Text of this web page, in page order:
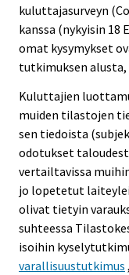
kuluttajasurveyn
kanssa (nykyisin 18
omat kysymykset
tutkimuksen alusta,
Kuluttajien
muiden tilastojen
sen tiedoista
odotukset
vertailtavissa
jo lopetetut
olivat tietyin
suhteessa
isoihin
varallisuustutkimus ,